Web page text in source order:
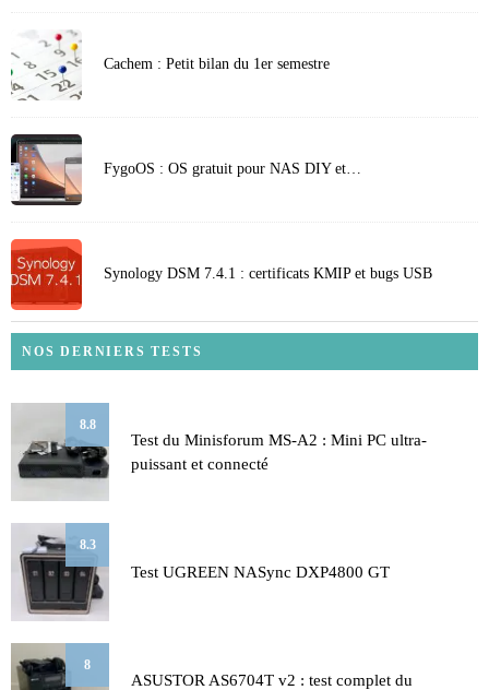
Cachem : Petit bilan du 1er semestre
FygoOS : OS gratuit pour NAS DIY et…
Synology DSM 7.4.1 : certificats KMIP et bugs USB
NOS DERNIERS TESTS
8.8
Test du Minisforum MS-A2 : Mini PC ultra-
puissant et connecté
8.3
Test UGREEN NASync DXP4800 GT
8
ASUSTOR AS6704T v2 : test complet du